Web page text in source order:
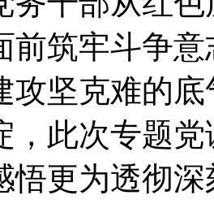
前筑牢斗争
攻坚克难的
，此次专题
悟更为透彻深